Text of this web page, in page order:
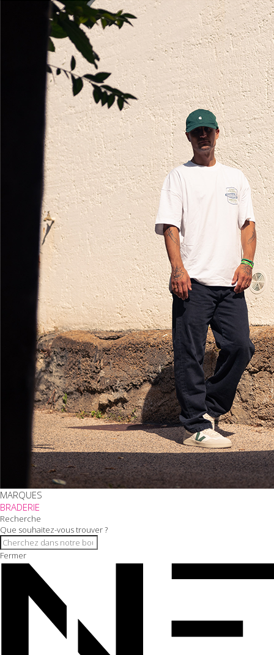
MARQUES
BRADERIE
Recherche
Que souhaitez-vous trouver ?
Fermer